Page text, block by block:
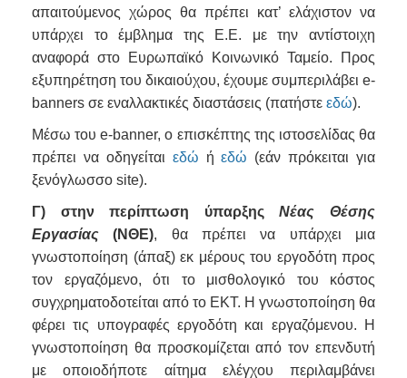
απαιτούμενος χώρος θα πρέπει κατ’ ελάχιστον να
υπάρχει το έμβλημα της Ε.Ε. με την αντίστοιχη
αναφορά στο Ευρωπαϊκό Κοινωνικό Ταμείο. Προς
εξυπηρέτηση του δικαιούχου, έχουμε συμπεριλάβει e-
banners σε εναλλακτικές διαστάσεις (πατήστε εδώ).
Μέσω του e-banner, ο επισκέπτης της ιστοσελίδας θα
πρέπει να οδηγείται εδώ ήεδώ (εάν πρόκειται για
ξενόγλωσσο site).
Γ) στην περίπτωση ύπαρξηςΝέας Θέσης
Εργασίας (ΝΘΕ), θα πρέπει να υπάρχει μια
γνωστοποίηση (άπαξ) εκ μέρους του εργοδότη προς
τον εργαζόμενο, ότι το μισθολογικό του κόστος
συγχρηματοδοτείται από το ΕΚΤ. Η γνωστοποίηση θα
φέρει τις υπογραφές εργοδότη και εργαζόμενου. Η
γνωστοποίηση θα προσκομίζεται από τον επενδυτή
με οποιοδήποτε αίτημα ελέγχου περιλαμβάνει